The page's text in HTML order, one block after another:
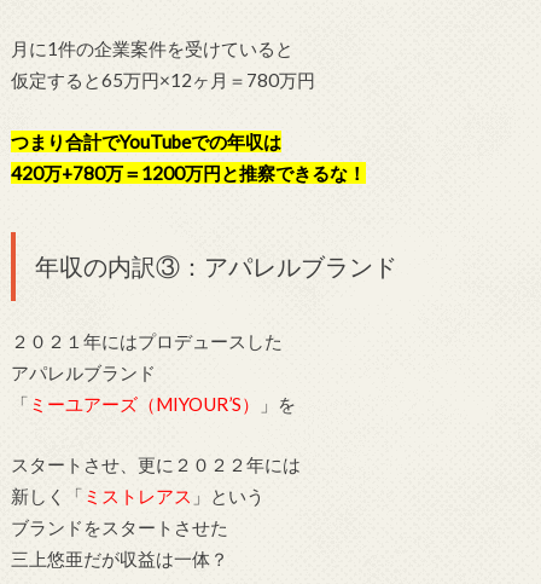
月に1件の企業案件を受けていると
仮定すると65万円×12ヶ月＝780万円
つまり合計でYouTubeでの年収は
420万+780万＝1200万円と推察できるな！
年収の内訳③：アパレルブランド
２０２１年にはプロデュースした
アパレルブランド
「 ミーユアーズ（MIYOUR’S） 」を
スタートさせ、更に２０２２年には
新しく「 ミストレアス 」という
ブランドをスタートさせた
三上悠亜だが収益は一体？